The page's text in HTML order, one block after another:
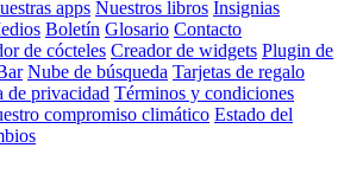
apps Nuestros libros Insignias
Boletín Glosario Contacto
de cócteles Creador de widgets Plugin de
Nube de búsqueda Tarjetas de regalo
de privacidad Términos y condiciones
compromiso climático Estado del